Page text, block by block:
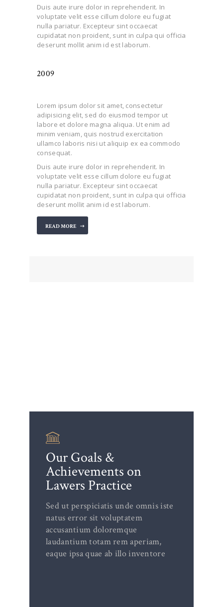
Duis aute irure dolor in reprehenderit. In
voluptate velit esse cillum dolore eu fugiat
nulla pariatur. Excepteur sint occaecat
cupidatat non proident, sunt in culpa qui officia
deserunt mollit anim id est laborum.
2009
Lorem ipsum dolor sit amet, consectetur
adipisicing elit, sed do eiusmod tempor ut
labore et dolore magna aliqua. Ut enim ad
minim veniam, quis nostrud exercitation
ullamco laboris nisi ut aliquip ex ea commodo
consequat.
Duis aute irure dolor in reprehenderit. In
voluptate velit esse cillum dolore eu fugiat
nulla pariatur. Excepteur sint occaecat
cupidatat non proident, sunt in culpa qui officia
deserunt mollit anim id est laborum.
READ MORE
Our Goals &
Achievements on
Lawers Practice
Sed ut perspiciatis unde omnis iste
natus error sit voluptatem
accusantium doloremque
laudantium totam rem aperiam,
eaque ipsa quae ab illo inventore